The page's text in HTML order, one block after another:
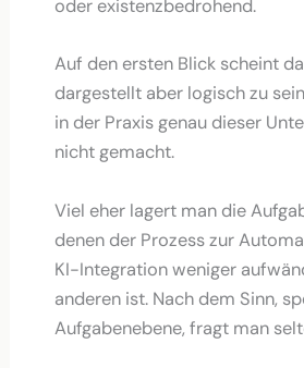
oder existenzbedrohend.
Auf den ersten Blick scheint
dargestellt aber logisch zu
in der Praxis genau dieser
nicht gemacht.
Viel eher lagert man die
denen der Prozess zur
KI-Integration weniger
anderen ist. Nach dem Sinn,
Aufgabenebene, fragt man